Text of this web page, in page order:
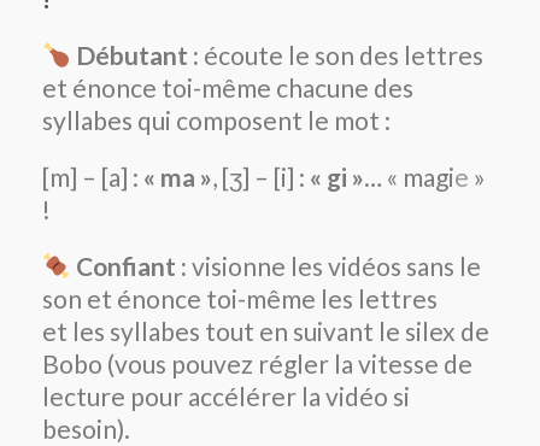
Débutant : écoute le son des lettres
et énonce toi-même chacune des
syllabes qui composent le mot :
[m] – [a] : « ma », [ʒ] – [i] : « gi »… « magie »
!
Confiant : visionne les vidéos sans le
son et énonce toi-même les lettres
et les syllabes tout en suivant le silex de
Bobo (vous pouvez régler la vitesse de
lecture pour accélérer la vidéo si
besoin).